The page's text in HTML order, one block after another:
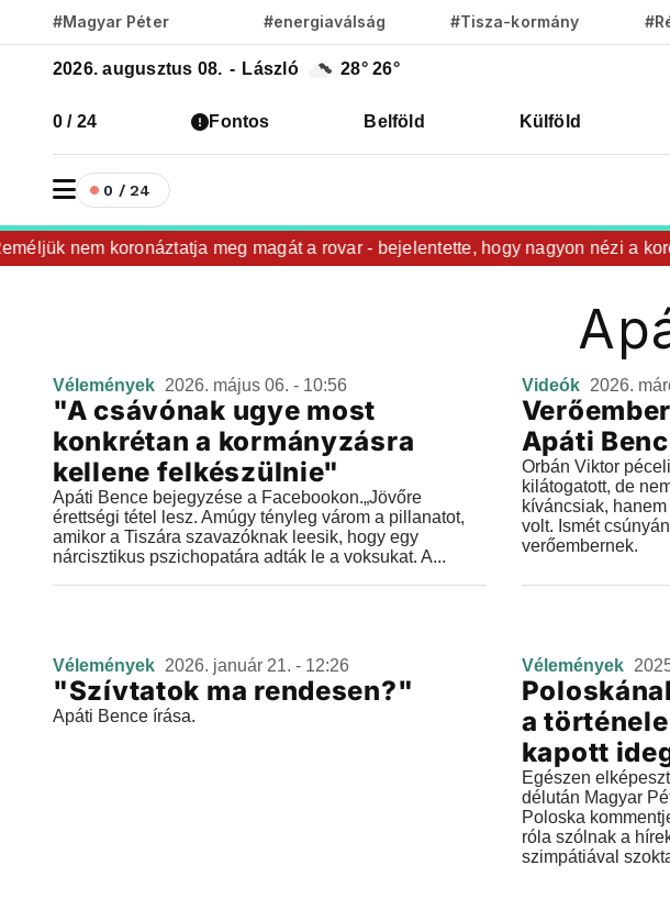
#Magyar Péter #energiaválság #Tisza-kormány
2026. augusztus 08. - László 28° 26°
0 / 24 Fontos Belföld Külföld
0 / 24
nem koronáztatja meg magát a rovar - bejelentette, hogy nagyon nézi a
Vélemények 2026. május 06. - 10:56
"A csávónak ugye most
konkrétan a kormányzásra
kellene felkészülnie"
Apáti Bence bejegyzése a Facebookon.„Jövőre
érettségi tétel lesz. Amúgy tényleg várom a pillanatot,
amikor a Tiszára szavazóknak leesik, hogy egy
nárcisztikus pszichopatára adták le a voksukat. A...
Videók 2026.
Apáti
Orbán Viktor
kilátogatott, de
kíváncsiak,
volt. Ismét
verőembernek.
Vélemények 2026. január 21. - 12:26
"Szívtatok ma rendesen?"
Apáti Bence írása.
Vélemények
a
kapott
Egészen
délután Magyar
Poloska
róla szólnak a
szimpátiával